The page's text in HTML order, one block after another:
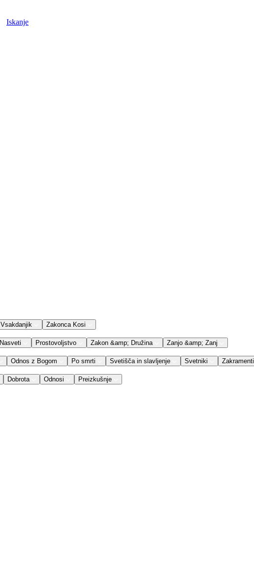
Iskanje
Vsakdanjik Zakonca Kosi
Nasveti Prostovoljstvo Zakon &amp; Družina Zanjo &amp; Zanj
Odnos z Bogom Po smrti Svetišča in slavljenje Svetniki Zakramenti
Dobrota Odnosi Preizkušnje